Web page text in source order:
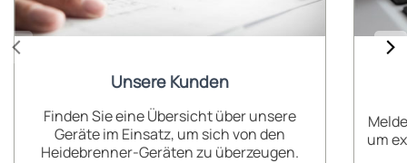
Unsere Kunden
Finden Sie eine Übersicht über unsere
Geräte im Einsatz, um sich von den
Heidebrenner-Geräten zu überzeugen.
um